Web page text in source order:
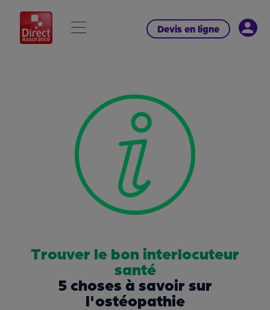
Devis en ligne
Trouver le bon interlocuteur
santé
5 choses à savoir sur
l'ostéopathie